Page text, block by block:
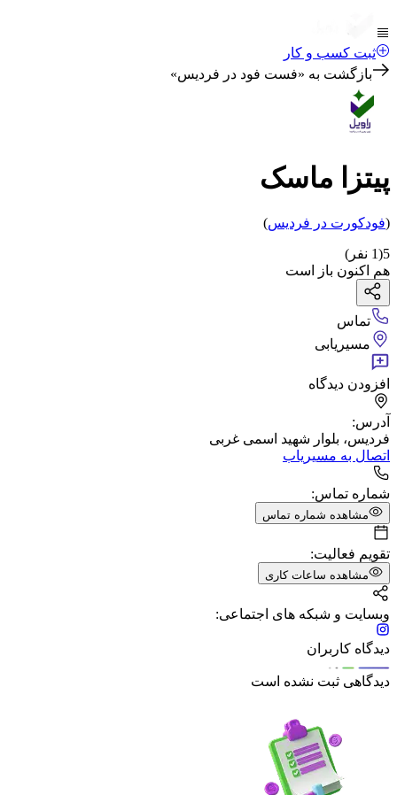
ثبت کسب و کار
بازگشت به «فست فود در فردیس»
پیتزا ماسک
(فودکورت در فردیس)
5
(
1 نفر)
هم اکنون باز است
تماس
مسیریابی
افزودن دیدگاه
آدرس:
فردیس، بلوار شهید اسمی غربی
اتصال به مسیریاب
شماره تماس:
مشاهده شماره تماس
تقویم فعالیت:
مشاهده ساعات کاری
وبسایت و شبکه های اجتماعی:
دیدگاه کاربران
دیدگاهی ثبت نشده است